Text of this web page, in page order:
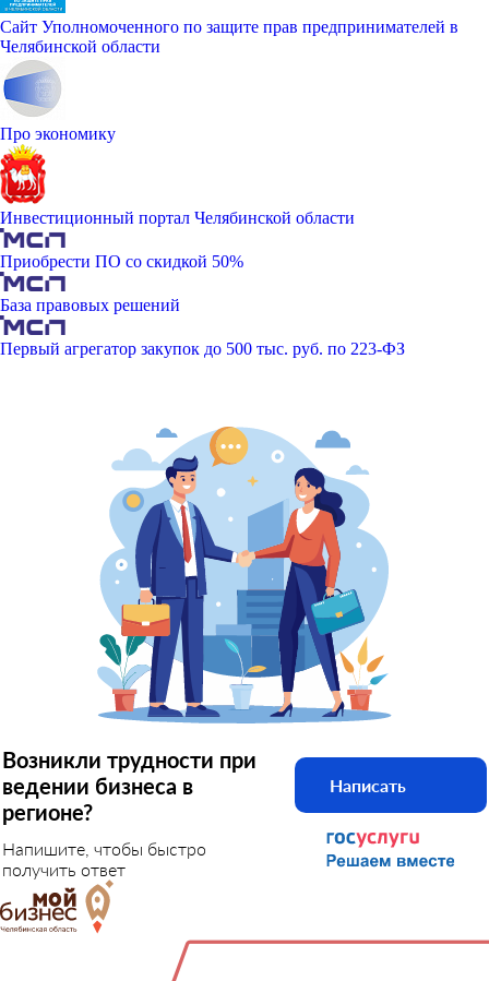
Сайт Уполномоченного по защите прав предпринимателей в
Челябинской области
Про экономику
Инвестиционный портал Челябинской области
Приобрести ПО со скидкой 50%
База правовых решений
Первый агрегатор закупок до 500 тыс. руб. по 223-ФЗ
Возникли трудности при
ведении бизнеса в
регионе?
Напишите, чтобы быстро
получить ответ
Написать